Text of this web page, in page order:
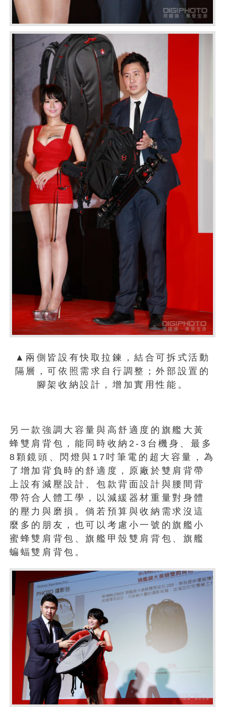
▲兩側皆設有快取拉鍊，結合可拆式活動
隔層，可依照需求自行調整；外部設置的
腳架收納設計，增加實用性能。
另一款強調大容量與高舒適度的旗艦大黃
蜂雙肩背包，能同時收納2-3台機身、最多
8顆鏡頭、閃燈與17吋筆電的超大容量，為
了增加背負時的舒適度，原廠於雙肩背帶
上設有減壓設計、包款背面設計與腰間背
帶符合人體工學，以減緩器材重量對身體
的壓力與磨損。倘若預算與收納需求沒這
麼多的朋友，也可以考慮小一號的旗艦小
蜜蜂雙肩背包、旗艦甲殼雙肩背包、旗艦
蝙蝠雙肩背包。